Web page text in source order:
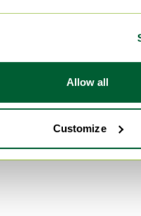
Allow all
Customize
Rotin Armoires murales
Doré Armoires murales
Argenté Armoires murales
Noir Armoires murales